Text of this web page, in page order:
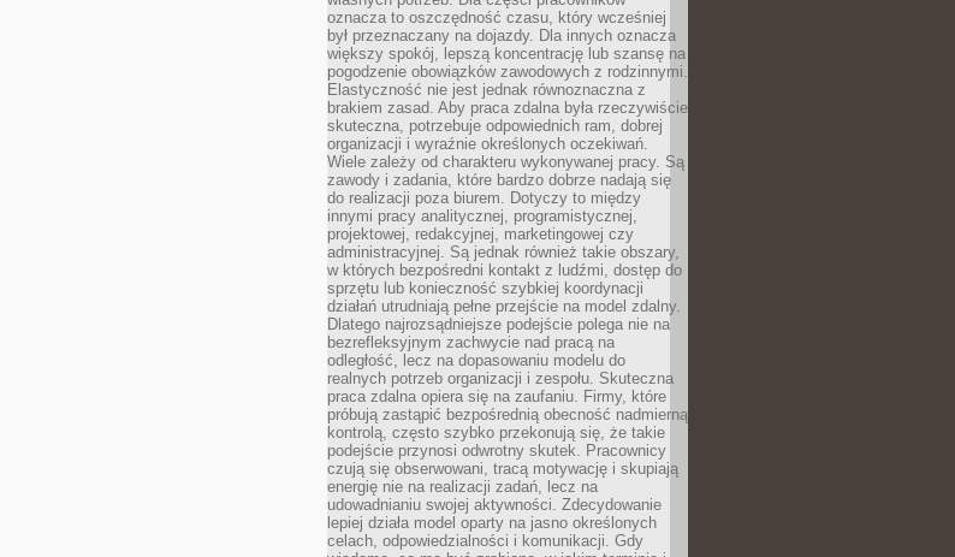
oznacza to oszczędność czasu, który wcześniej
był przeznaczany na dojazdy. Dla innych oznacza
większy spokój, lepszą koncentrację lub szansę na
pogodzenie obowiązków zawodowych z rodzinnymi.
Elastyczność nie jest jednak równoznaczna z
brakiem zasad. Aby praca zdalna była rzeczywiście
skuteczna, potrzebuje odpowiednich ram, dobrej
organizacji i wyraźnie określonych oczekiwań.
Wiele zależy od charakteru wykonywanej pracy. Są
zawody i zadania, które bardzo dobrze nadają się
do realizacji poza biurem. Dotyczy to między
innymi pracy analitycznej, programistycznej,
projektowej, redakcyjnej, marketingowej czy
administracyjnej. Są jednak również takie obszary,
w których bezpośredni kontakt z ludźmi, dostęp do
sprzętu lub konieczność szybkiej koordynacji
działań utrudniają pełne przejście na model zdalny.
Dlatego najrozsądniejsze podejście polega nie na
bezrefleksyjnym zachwycie nad pracą na
odległość, lecz na dopasowaniu modelu do
realnych potrzeb organizacji i zespołu. Skuteczna
praca zdalna opiera się na zaufaniu. Firmy, które
próbują zastąpić bezpośrednią obecność nadmierną
kontrolą, często szybko przekonują się, że takie
podejście przynosi odwrotny skutek. Pracownicy
czują się obserwowani, tracą motywację i skupiają
energię nie na realizacji zadań, lecz na
udowadnianiu swojej aktywności. Zdecydowanie
lepiej działa model oparty na jasno określonych
celach, odpowiedzialności i komunikacji. Gdy